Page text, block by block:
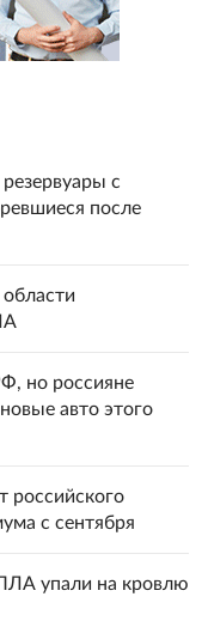
с
после
но россияне
авто этого
с сентября
упали на кровлю